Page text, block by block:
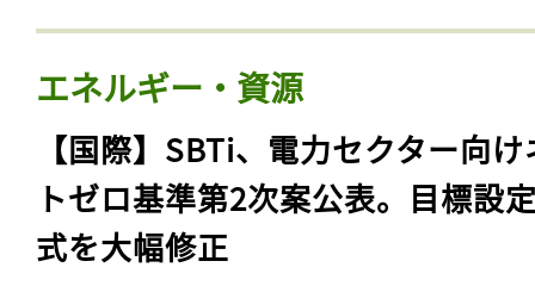
エネルギー・資源
【国際】SBTi、電力セクター向
トゼロ基準第2次案公表。目標設
式を大幅修正